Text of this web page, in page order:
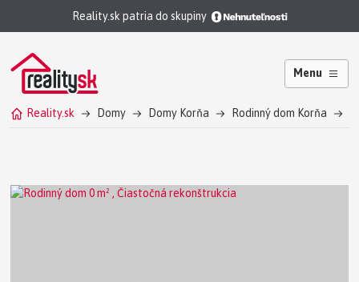
Reality.sk patria do skupiny
Menu
Reality.sk Domy Domy Korňa Rodinný dom Korňa